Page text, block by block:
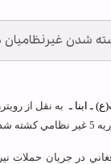
شدن غيرنظاميان
ـ ابنا ـ به نقل از
بودند.
در جريان حملات